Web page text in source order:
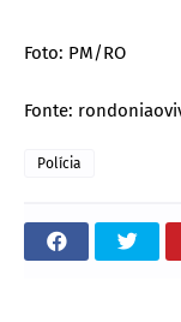
Foto: PM/RO
Fonte:
Polícia